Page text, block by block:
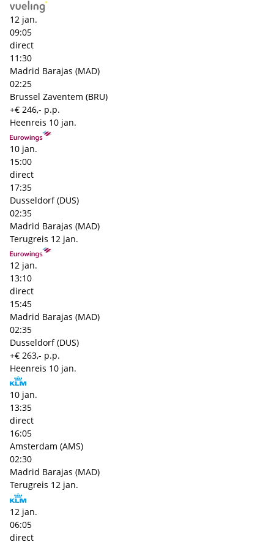
12 jan.
09:05
direct
11:30
Madrid Barajas (MAD)
02:25
Brussel Zaventem (BRU)
+€ 246,- p.p.
Heenreis 10 jan.
10 jan.
15:00
direct
17:35
Dusseldorf (DUS)
02:35
Madrid Barajas (MAD)
Terugreis 12 jan.
12 jan.
13:10
direct
15:45
Madrid Barajas (MAD)
02:35
Dusseldorf (DUS)
+€ 263,- p.p.
Heenreis 10 jan.
10 jan.
13:35
direct
16:05
Amsterdam (AMS)
02:30
Madrid Barajas (MAD)
Terugreis 12 jan.
12 jan.
06:05
direct